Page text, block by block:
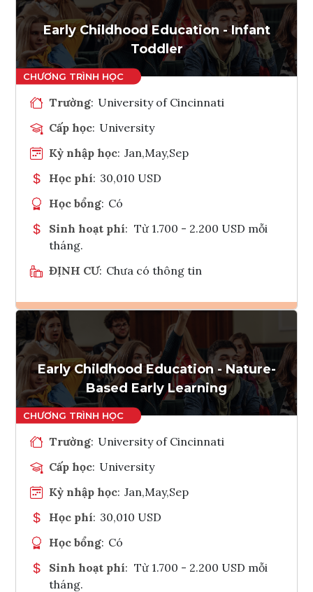
Tham vấn Interlink
Early Childhood Education - Infant
Toddler
Trường: University of Cincinnati
Cấp học: University
Kỳ nhập học: Jan,May,Sep
Học phí: 30,010 USD
Học bổng: Có
Sinh hoạt phí: Từ 1.700 - 2.200 USD mỗi
tháng.
ĐỊNH CƯ: Chưa có thông tin
Ghi danh
Tham vấn Interlink
Early Childhood Education - Nature-
Based Early Learning
Trường: University of Cincinnati
Cấp học: University
Kỳ nhập học: Jan,May,Sep
Học phí: 30,010 USD
Học bổng: Có
Sinh hoạt phí: Từ 1.700 - 2.200 USD mỗi
tháng.